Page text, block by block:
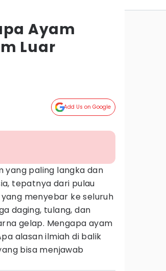
Ayam
Luar
Add Us on Google
yang paling langka dan
tepatnya dari pulau
menyebar ke seluruh
daging, tulang, dan
gelap. Mengapa ayam
alasan ilmiah di balik
bisa menjawab